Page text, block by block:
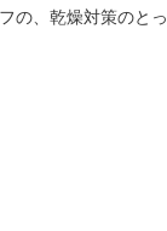
の、乾燥対策のとっ